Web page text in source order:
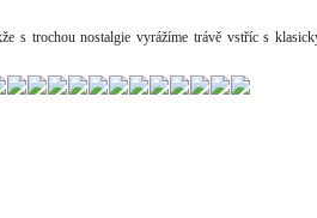
s trochou nostalgie vyrážíme trávě vstříc s